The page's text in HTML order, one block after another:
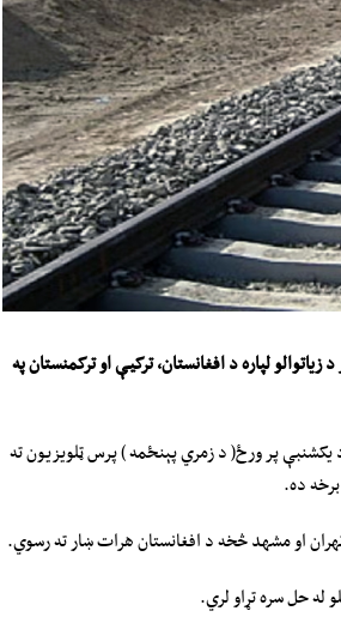
لپاره د افغانستان، ترکیې او ترکمنستان په
یکشنبې پر ورځ( د زمري پېنځمه ) پرس ټلویزیون ته
ده.
او مشهد څخه د افغانستان هرات ښار ته رسوي.
له حل سره تړاو لري.